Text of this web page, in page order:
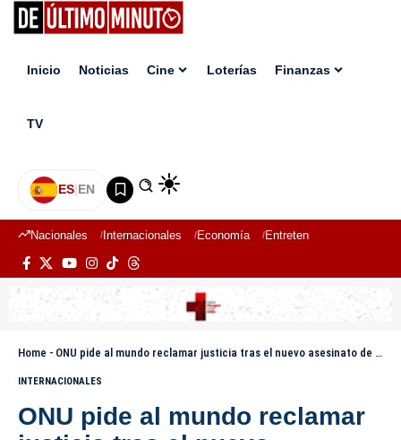
Inicio Noticias Cine Loterías Finanzas
TV
ES|EN
Nacionales Internacionales Economía Entretenimiento
Home - ONU pide al mundo reclamar justicia tras el nuevo asesinato de periodistas en Gaza
INTERNACIONALES
ONU pide al mundo reclamar